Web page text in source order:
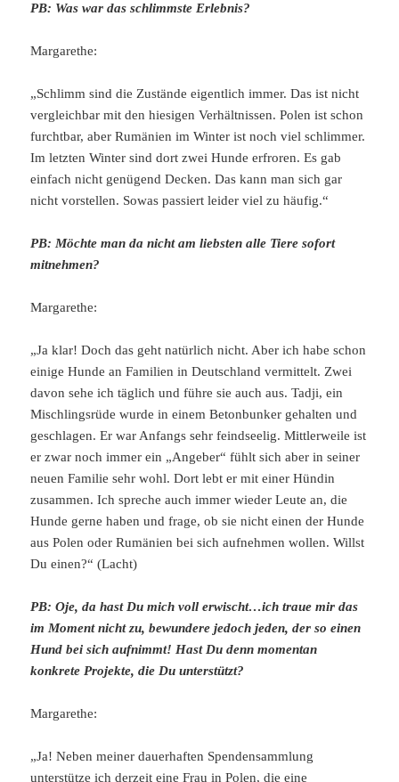
PB: Was war das schlimmste Erlebnis?
Margarethe:
„Schlimm sind die Zustände eigentlich immer. Das ist nicht
vergleichbar mit den hiesigen Verhältnissen. Polen ist schon
furchtbar, aber Rumänien im Winter ist noch viel schlimmer.
Im letzten Winter sind dort zwei Hunde erfroren. Es gab
einfach nicht genügend Decken. Das kann man sich gar
nicht vorstellen. Sowas passiert leider viel zu häufig.“
PB: Möchte man da nicht am liebsten alle Tiere sofort
mitnehmen?
Margarethe:
„Ja klar! Doch das geht natürlich nicht. Aber ich habe schon
einige Hunde an Familien in Deutschland vermittelt. Zwei
davon sehe ich täglich und führe sie auch aus. Tadji, ein
Mischlingsrüde wurde in einem Betonbunker gehalten und
geschlagen. Er war Anfangs sehr feindseelig. Mittlerweile ist
er zwar noch immer ein „Angeber“ fühlt sich aber in seiner
neuen Familie sehr wohl. Dort lebt er mit einer Hündin
zusammen. Ich spreche auch immer wieder Leute an, die
Hunde gerne haben und frage, ob sie nicht einen der Hunde
aus Polen oder Rumänien bei sich aufnehmen wollen. Willst
Du einen?“ (Lacht)
PB: Oje, da hast Du mich voll erwischt…ich traue mir das
im Moment nicht zu, bewundere jedoch jeden, der so einen
Hund bei sich aufnimmt! Hast Du denn momentan
konkrete Projekte, die Du unterstützt?
Margarethe:
„Ja! Neben meiner dauerhaften Spendensammlung
unterstütze ich derzeit eine Frau in Polen, die eine